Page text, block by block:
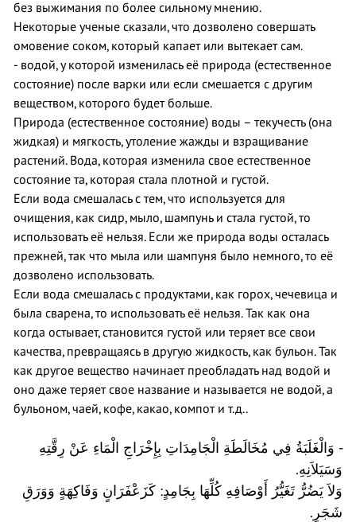
без выжимания по более сильному мнению.
Некоторые ученые сказали, что дозволено совершать
омовение соком, который капает или вытекает сам.
- водой, у которой изменилась её природа (естественное
состояние) после варки или если смешается с другим
веществом, которого будет больше.
Природа (естественное состояние) воды – текучесть (она
жидкая) и мягкость, утоление жажды и взращивание
растений. Вода, которая изменила свое естественное
состояние та, которая стала плотной и густой.
Если вода смешалась с тем, что используется для
очищения, как сидр, мыло, шампунь и стала густой, то
использовать её нельзя. Если же природа воды осталась
прежней, так что мыла или шампуня было немного, то её
дозволено использовать.
Если вода смешалась с продуктами, как горох, чечевица и
была сварена, то использовать её нельзя. Так как она
когда остывает, становится густой или теряет все свои
качества, превращаясь в другую жидкость, как бульон. Так
как другое вещество начинает преобладать над водой и
оно даже теряет свое название и называется не водой, а
бульоном, чаей, кофе, какао, компот и т.д..
- وَالْغَلَبَةُ فِي مُخَالَطَةِ الْجَامِدَاتِ بِإِخْرَاجِ الْمَاءِ عَنْ رِقَّتِهِ
وَسَيَلاَنِهِ.
وَلاَ يَضُرُّ تَغَيُّرُ أَوْصَافِهِ كُلِّهَا بِجَامِدٍ: كَزَعْفَرَانٍ وَفَاكِهَةٍ وَوَرَقِ
شَجَرٍ .